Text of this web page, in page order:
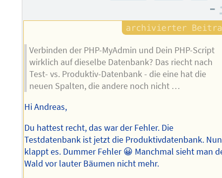
–
Verbinden der PHP-MyAdmin und Dein PHP-Script
wirklich auf dieselbe Datenbank? Das riecht nach
Test- vs. Produktiv-Datenbank - die eine hat die
neuen Spalten, die andere noch nicht …
Hi Andreas,
Du hattest recht, das war der Fehler. Die
Testdatenbank ist jetzt die Produktivdatenbank. Nun
klappt es. Dummer Fehler 😀 Manchmal sieht man
Wald vor lauter Bäumen nicht mehr.